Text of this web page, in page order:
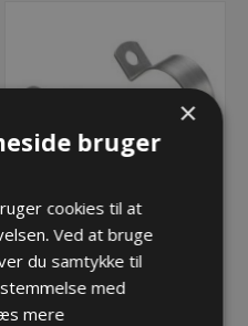
JSGB Clip - NW17
32,50 kr.
×
bruger
cookies til at
Ved at bruge
du samtykke til
med
mere